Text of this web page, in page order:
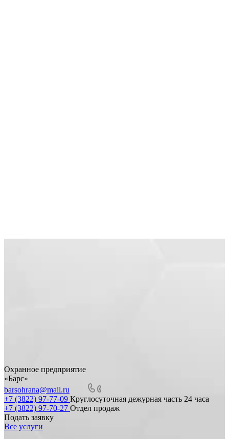
Охранное предприятие
«Барс»
barsohrana@mail.ru
+7 (3822) 97-77-09 Круглосуточная дежурная часть 24 часа
+7 (3822) 97-70-27 Отдел продаж
Подать заявку
Все услуги